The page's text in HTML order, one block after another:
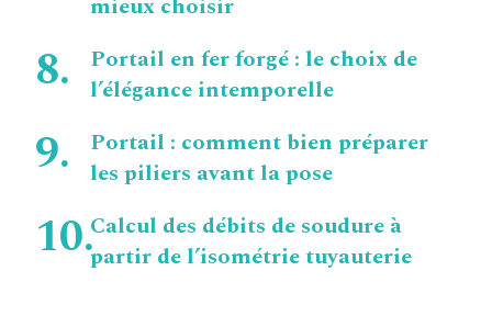
mieux choisir
Portail en fer forgé : le choix de
l’élégance intemporelle
Portail : comment bien préparer
les piliers avant la pose
Calcul des débits de soudure à
partir de l’isométrie tuyauterie